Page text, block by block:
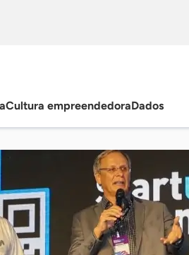
Cultura empreendedoraDados